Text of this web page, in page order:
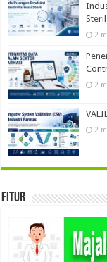
Steril
2
2
2
Fitur